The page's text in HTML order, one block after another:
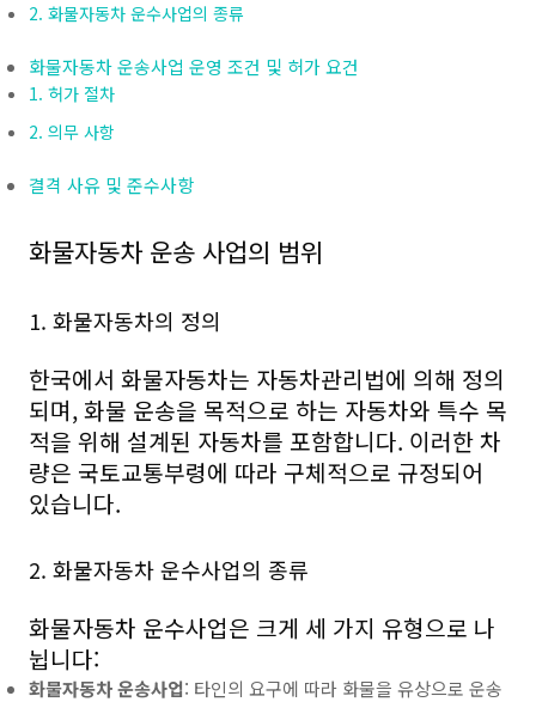
2. 화물자동차 운수사업의 종류
화물자동차 운송사업 운영 조건 및 허가 요건
1. 허가 절차
2. 의무 사항
결격 사유 및 준수사항
화물자동차 운송 사업의 범위
1. 화물자동차의 정의
한국에서 화물자동차는 자동차관리법에 의해 정의
되며, 화물 운송을 목적으로 하는 자동차와 특수 목
적을 위해 설계된 자동차를 포함합니다. 이러한 차
량은 국토교통부령에 따라 구체적으로 규정되어
있습니다.
2. 화물자동차 운수사업의 종류
화물자동차 운수사업은 크게 세 가지 유형으로 나
뉩니다:
화물자동차 운송사업: 타인의 요구에 따라 화물을 유상으로 운송